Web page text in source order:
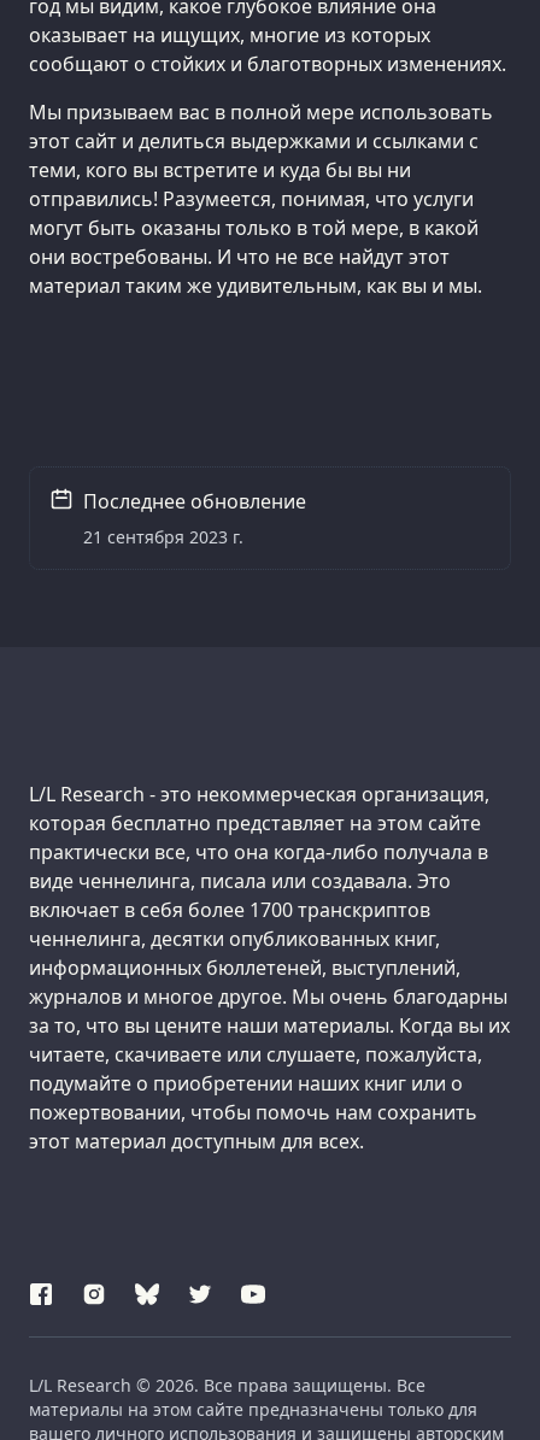
год мы видим, какое глубокое влияние она
оказывает на ищущих, многие из которых
сообщают о стойких и благотворных изменениях.
Мы призываем вас в полной мере использовать
этот сайт и делиться выдержками и ссылками с
теми, кого вы встретите и куда бы вы ни
отправились! Разумеется, понимая, что услуги
могут быть оказаны только в той мере, в какой
они востребованы. И что не все найдут этот
материал таким же удивительным, как вы и мы.
Последнее обновление
21 сентября 2023 г.
Support us:
L/L Research - это некоммерческая организация,
которая бесплатно представляет на этом сайте
практически все, что она когда-либо получала в
виде ченнелинга, писала или создавала. Это
включает в себя более 1700 транскриптов
ченнелинга, десятки опубликованных книг,
информационных бюллетеней, выступлений,
журналов и многое другое. Мы очень благодарны
за то, что вы цените наши материалы. Когда вы их
читаете, скачиваете или слушаете, пожалуйста,
подумайте о приобретении наших книг или о
пожертвовании, чтобы помочь нам сохранить
этот материал доступным для всех.
L/L Research © 2026. Все права защищены. Все
материалы на этом сайте предназначены только для
вашего личного использования и защищены авторским